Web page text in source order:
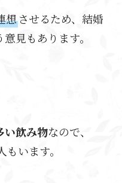
想させるため、結婚
見もあります。
い飲み物なので、
います。